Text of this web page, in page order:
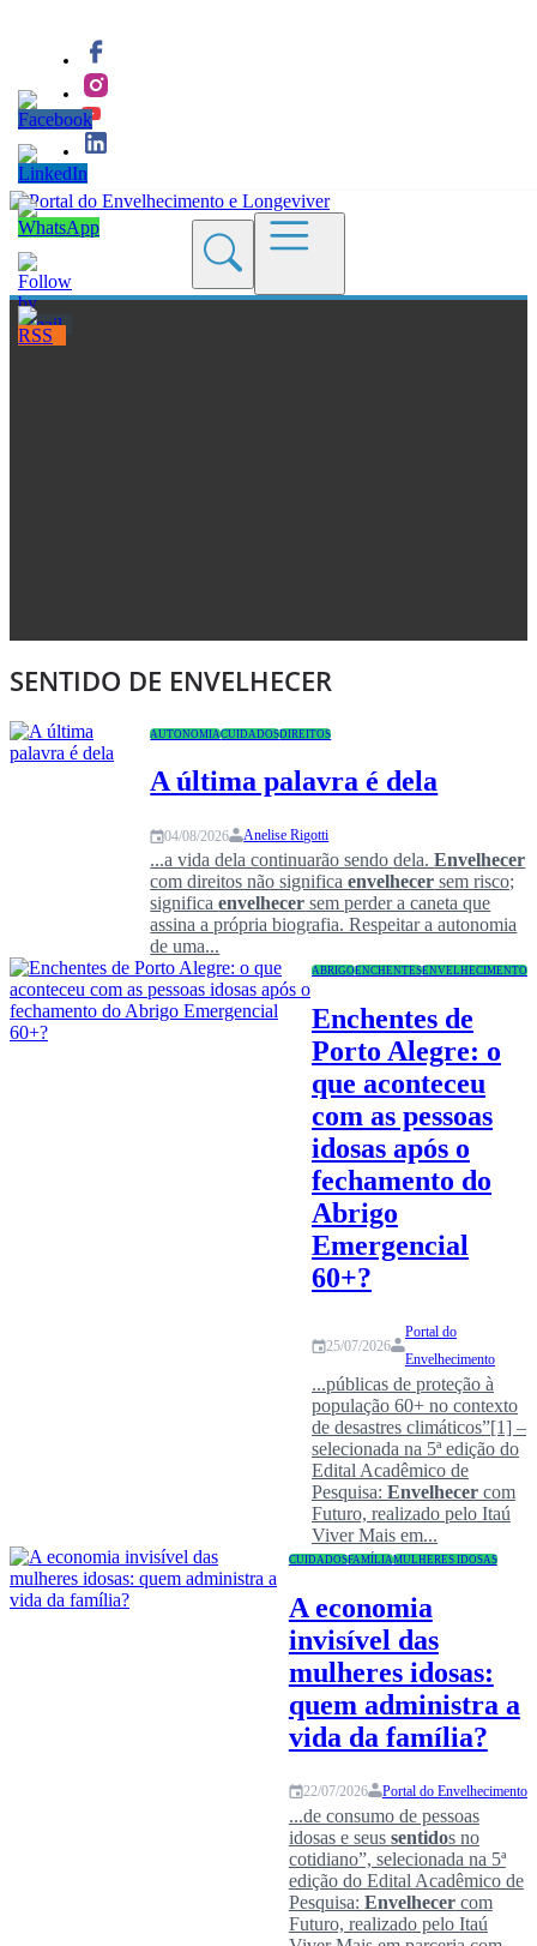
SENTIDO DE ENVELHECER
AUTONOMIACUIDADOSDIREITOS
A última palavra é dela
04/08/2026 Anelise Rigotti
...a vida dela continuarão sendo dela.Envelhecer
com direitos não significaenvelhecer sem risco;
significaenvelhecer sem perder a caneta que
assina a própria biografia. Respeitar a autonomia
de uma...
ABRIGOENCHENTESENVELHECIMENTO
Enchentes de
Porto Alegre: o
que aconteceu
com as pessoas
idosas após o
fechamento do
Abrigo
Emergencial
60+?
25/07/2026
Portal do
Envelhecimento
...públicas de proteção à
população 60+ no contexto
de desastres climáticos”[1] –
selecionada na 5ª edição do
Edital Acadêmico de
Pesquisa: Envelhecer com
Futuro, realizado pelo Itaú
Viver Mais em...
CUIDADOSFAMÍLIAMULHERES IDOSAS
A economia
invisível das
mulheres idosas:
quem administra a
vida da família?
22/07/2026 Portal do Envelhecimento
...de consumo de pessoas
idosas e seus sentidos no
cotidiano”, selecionada na 5ª
edição do Edital Acadêmico de
Pesquisa: Envelhecercom
Futuro, realizado pelo Itaú